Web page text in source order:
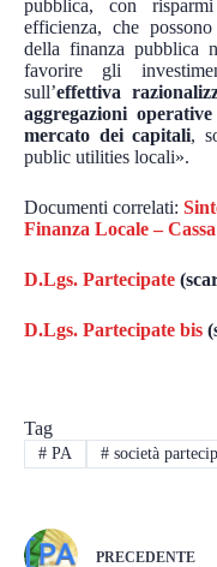
pubblica, con
efficienza, che
della finanza pubblica
favorire gli
sull’effettiva
aggregazioni operative
mercato dei capitali,
public utilities locali».
Documenti correlati:
Finanza Locale –
D.Lgs. Partecipate
D.Lgs. Partecipate bis
Tag
#PA #società
PRECEDENTE